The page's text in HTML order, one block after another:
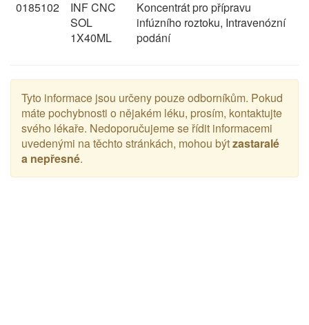
0185102
INF CNC
SOL
1X40ML
Koncentrát pro přípravu
infúzního roztoku, Intravenózní
podání
Tyto informace jsou určeny pouze odborníkům. Pokud
máte pochybnosti o nějakém léku, prosím, kontaktujte
svého lékaře. Nedoporučujeme se řídit informacemi
uvedenými na těchto stránkách, mohou býtzastaralé
a nepřesné.